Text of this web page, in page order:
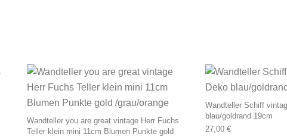
Wandteller you are great vintage Herr Fuchs
Teller klein mini 11cm Blumen Punkte gold
Wandteller Schiff
blau/goldrand 19cm
27,00 €